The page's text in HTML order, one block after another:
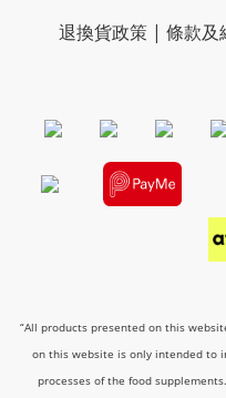
退換貨政策 | 條款
“All products presented on this
on this website is only intended to
processes of the food